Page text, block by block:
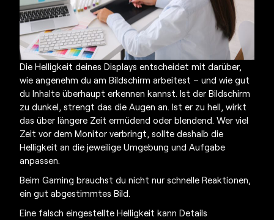
Die Helligkeit deines Displays entscheidet mit darüber,
wie angenehm du am Bildschirm arbeitest – und wie gut
du Inhalte überhaupt erkennen kannst. Ist der Bildschirm
zu dunkel, strengt das die Augen an. Ist er zu hell, wirkt
das über längere Zeit ermüdend oder blendend. Wer viel
Zeit vor dem Monitor verbringt, sollte deshalb die
Helligkeit an die jeweilige Umgebung und Aufgabe
anpassen.
Beim Gaming brauchst du nicht nur schnelle Reaktionen,
ein gut abgestimmtes Bild.
Eine falsch eingestellte Helligkeit kann Details